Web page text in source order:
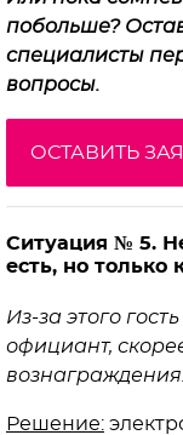
побольше?
специалисты
вопросы.
ОСТАВИТЬ
Ситуация № 5.
есть, но
Из-за этого
официант,
вознаграждения.
Решение: